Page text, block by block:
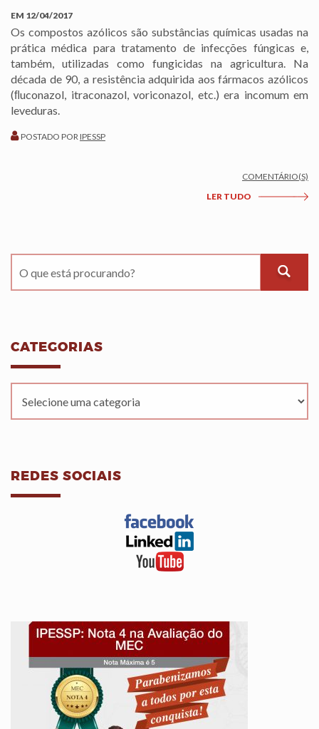
EM 12/04/2017
Os compostos azólicos são substâncias químicas usadas na
prática médica para tratamento de infecções fúngicas e,
também, utilizadas como fungicidas na agricultura. Na
década de 90, a resistência adquirida aos fármacos azólicos
(ﬂuconazol, itraconazol, voriconazol, etc.) era incomum em
leveduras.
POSTADO PORIPESSP
COMENTÁRIO(S)
LER TUDO
CATEGORIAS
REDES SOCIAIS